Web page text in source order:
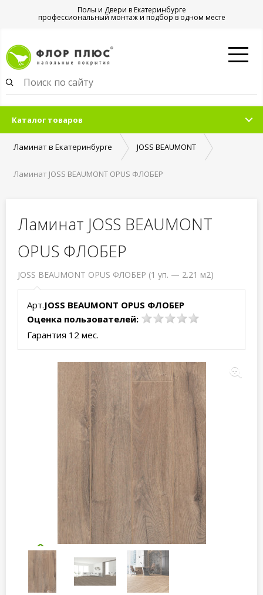
Полы и Двери в Екатеринбурге
профессиональный монтаж и подбор в одном месте
Каталог товаров
Ламинат в Екатеринбурге JOSS BEAUMONT
Ламинат JOSS BEAUMONT OPUS ФЛОБЕР
Ламинат JOSS BEAUMONT
OPUS ФЛОБЕР
JOSS BEAUMONT OPUS ФЛОБЕР (1 уп. — 2.21 м2)
Арт.JOSS BEAUMONT OPUS ФЛОБЕР
Оценка пользователей:
Гарантия 12 мес.